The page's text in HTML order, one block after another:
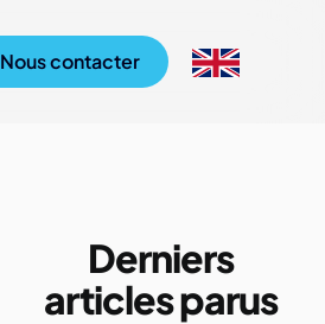
Nous contacter
Derniers
articles parus